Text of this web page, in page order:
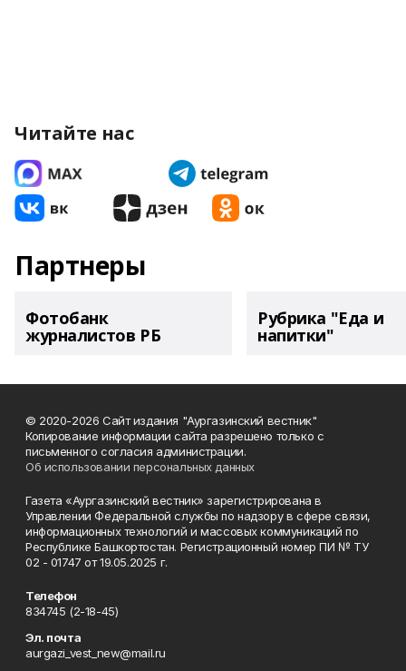
Читайте нас
Партнеры
Фотобанк
журналистов РБ
Рубрика "Еда и
напитки"
© 2020-2026 Сайт издания "Аургазинский вестник"
Копирование информации сайта разрешено только с
письменного согласия администрации.
Об использовании персональных данных
Газета «Аургазинский вестник» зарегистрирована в
Управлении Федеральной службы по надзору в сфере связи,
информационных технологий и массовых коммуникаций по
Республике Башкортостан. Регистрационный номер ПИ № ТУ
02 - 01747 от 19.05.2025 г.
Телефон
834745 (2-18-45)
Эл. почта
aurgazi_vest_new@mail.ru